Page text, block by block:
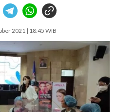
2021 | 18:45 WIB